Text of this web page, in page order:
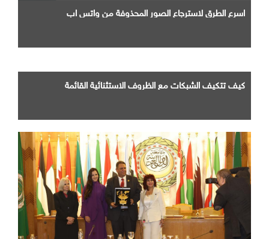
اسرع الطرق لاسترجاع الصور المحذوفة من واتس اب
كيف تتكيف الشبكات مع الظروف الاستثنائية القائمة